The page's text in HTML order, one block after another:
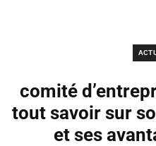
comité
tout savoir sur
et ses